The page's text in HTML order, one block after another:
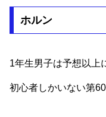
ホルン
1年生男子は予想以上
初心者しかいない第60